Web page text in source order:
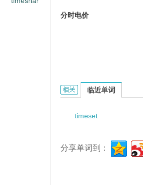
分时电价
timesharing electricity
临近单词
timeset
分享单词到：